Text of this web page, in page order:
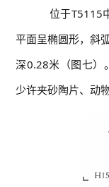
位于T5115
平面呈椭圆形，斜
深0.28米（图七）
少许夹砂陶片、动物